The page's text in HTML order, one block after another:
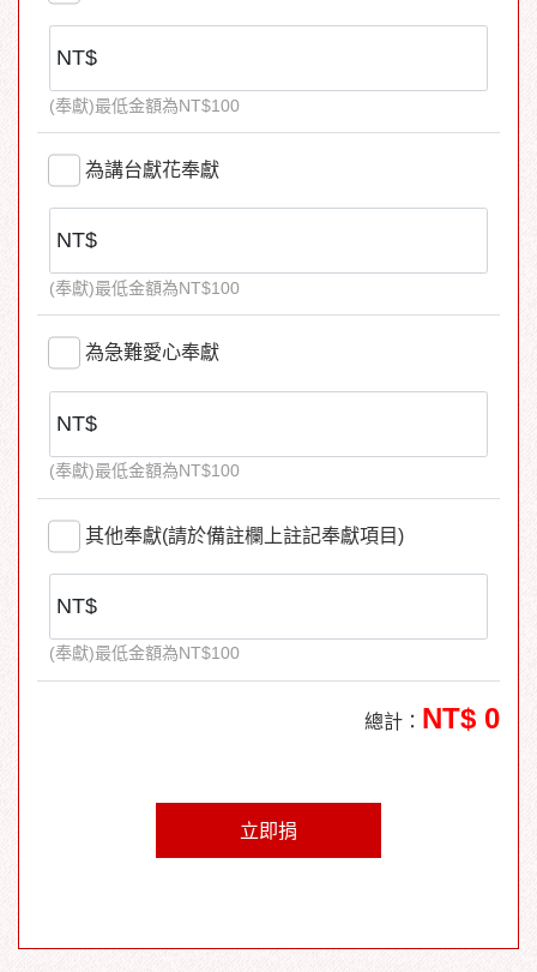
(奉獻)最低金額為NT$100
為講台獻花奉獻
(奉獻)最低金額為NT$100
為急難愛心奉獻
(奉獻)最低金額為NT$100
其他奉獻(請於備註欄上註記奉獻項目)
(奉獻)最低金額為NT$100
總計： NT$ 0
立即捐